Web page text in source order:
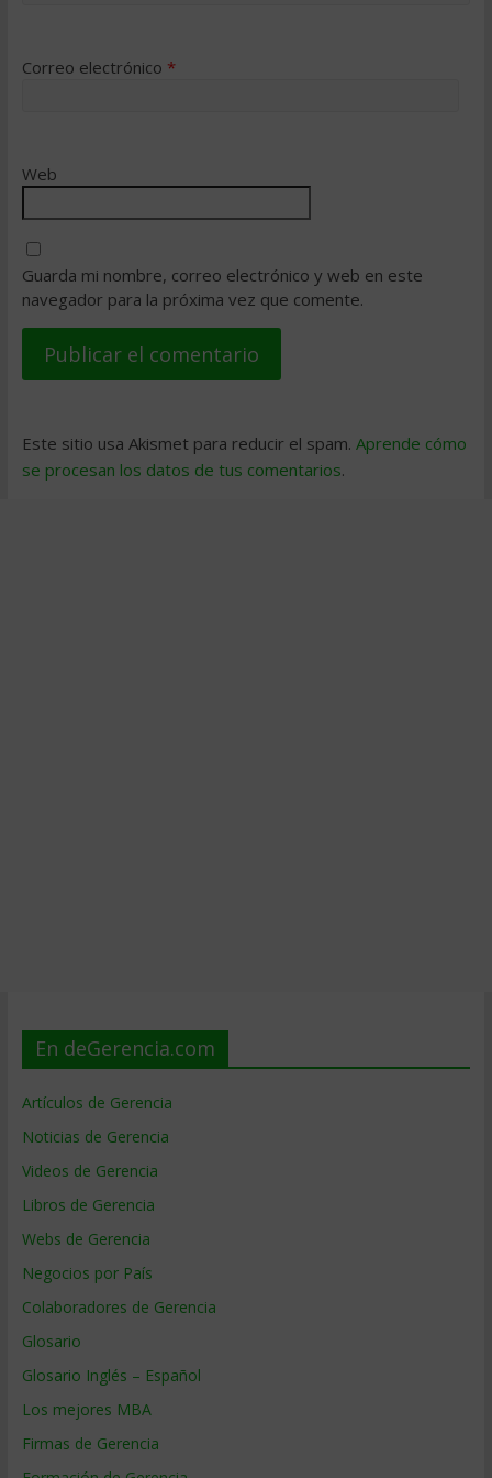
Correo electrónico *
Web
Guarda mi nombre, correo electrónico y web en este
navegador para la próxima vez que comente.
Este sitio usa Akismet para reducir el spam. Aprende cómo
se procesan los datos de tus comentarios.
En deGerencia.com
Artículos de Gerencia
Noticias de Gerencia
Videos de Gerencia
Libros de Gerencia
Webs de Gerencia
Negocios por País
Colaboradores de Gerencia
Glosario
Glosario Inglés – Español
Los mejores MBA
Firmas de Gerencia